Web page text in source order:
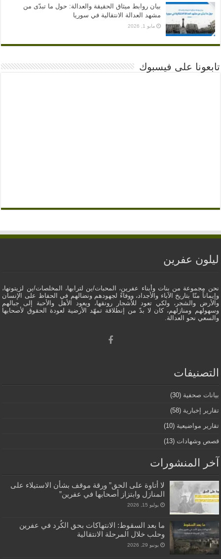
بيان روابط ميثاق الحقيقة والعدالة: حول ما تبدّى من
مشهد العدالة الانتقالية في سوريا
مايو 1, 2026
تابعونا على فيسبوك
ليلون عفرين
نحن مجموعة من بنات وأبناء عفرين، المحبات/ين لترابها، المخلصات/ين لزيتونها،
وإيماناً منّا بتاريخ الآباء والأجداد، ووفاءً لجهودهم ونضالهم في الحفاظ على الإنسان
والأرض والشجر، ولكي تعود للأشجار رونقها، ويعود الأهل والأحبة إلى جبالهم
وسهولهم ومنازلهم، كان لا بدّ من إنطلاقة تمهّد الأرضية لعودة الحقوق لأصحابها
والسعي نحو العدالة.
التصنيفات
بيانات صحفية (30)
تقارير إخبارية (58)
تقارير مواضيعية (10)
قصص وشهادات (13)
آخر المنشورات
لا أتاوة على الحق” ورقة موقف بشأن الاستيلاء على
المنازل وابتزاز أصحابها في عفرين”
يوليو 15, 2026
ما بعد السقوط: الانتهاكات بحق الكُرد في عفرين
وحلب خلال المرحلة الانتقالية
يونيو 29, 2026